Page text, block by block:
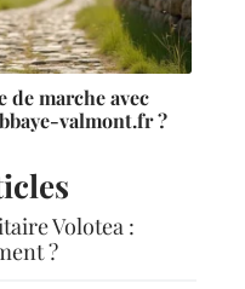
marche avec
valmont.fr ?
Volotea :
?